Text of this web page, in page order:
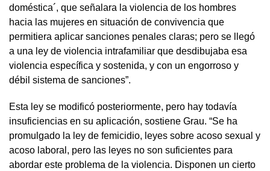
doméstica´, que señalara la violencia de los hombres
hacia las mujeres en situación de convivencia que
permitiera aplicar sanciones penales claras; pero se llegó
a una ley de violencia intrafamiliar que desdibujaba esa
violencia específica y sostenida, y con un engorroso y
débil sistema de sanciones”.
Esta ley se modificó posteriormente, pero hay todavía
insuficiencias en su aplicación, sostiene Grau. “Se ha
promulgado la ley de femicidio, leyes sobre acoso sexual y
acoso laboral, pero las leyes no son suficientes para
abordar este problema de la violencia. Disponen un cierto